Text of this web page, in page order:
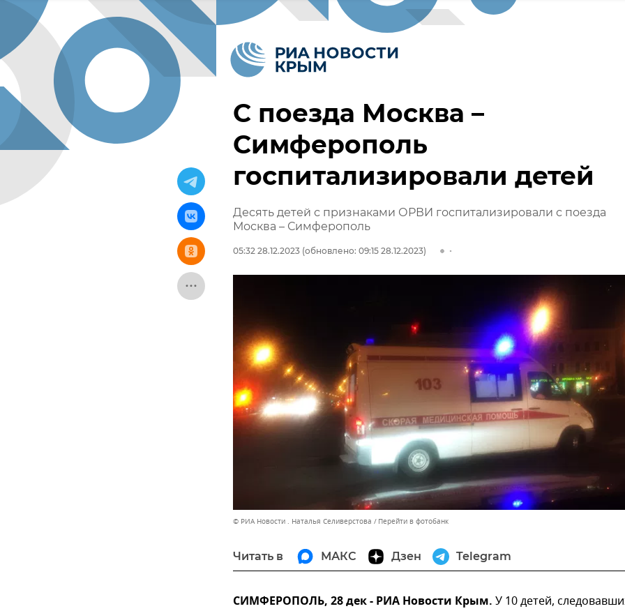
С поезда Москва –
Симферополь
госпитализировали детей
Десять детей с признаками ОРВИ госпитализировали с поезда
Москва – Симферополь
05:32 28.12.2023 (обновлено: 09:15 28.12.2023)
© РИА Новости . Наталья Селиверстова Перейти в фотобанк
Читать в МАКС Дзен Telegram
СИМФЕРОПОЛЬ, 28 дек - РИА Новости Крым. У 10 детей,